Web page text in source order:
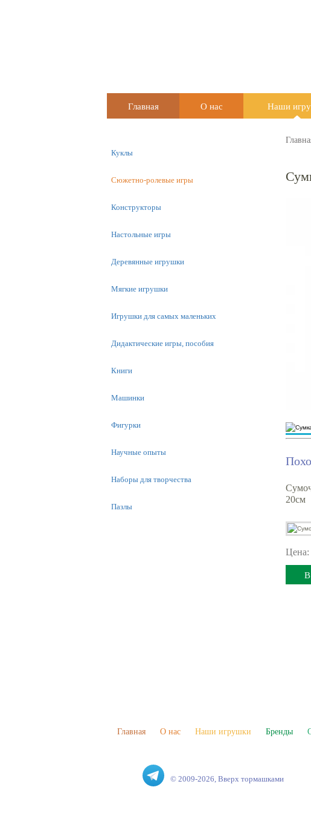
Главная О нас Наши
20см
Цена:
Куклы
Сюжетно-ролевые игры
Конструкторы
Настольные игры
Деревянные игрушки
Мягкие игрушки
Игрушки для самых маленьких
Дидактические игры, пособия
Книги
Машинки
Фигурки
Научные опыты
Наборы для творчества
Пазлы
Главная О нас Наши игрушки Бренды
© 2009-2026, Вверх тормашками